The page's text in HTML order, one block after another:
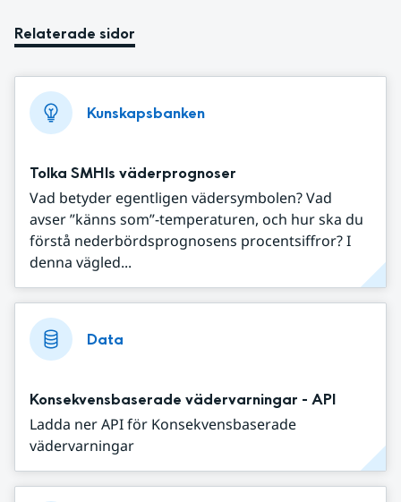
Relaterade sidor
Kunskapsbanken
Tolka SMHIs väderprognoser
Vad betyder egentligen vädersymbolen? Vad
avser ”känns som”-temperaturen, och hur ska du
förstå nederbördsprognosens procentsiffror? I
denna vägled...
Data
Konsekvensbaserade vädervarningar - API
Ladda ner API för Konsekvensbaserade
vädervarningar